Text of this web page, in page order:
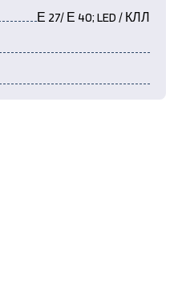
Е 27/ Е 40; LED / КЛЛ